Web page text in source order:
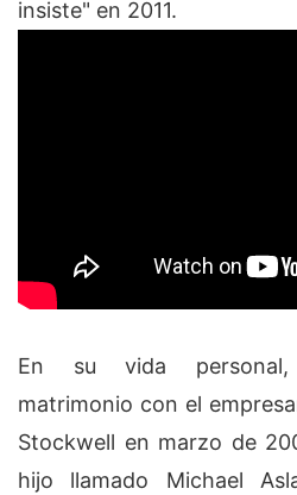
insiste" en 2011.
En su vida personal,
matrimonio con el
Stockwell en marzo de
hijo llamado Michael